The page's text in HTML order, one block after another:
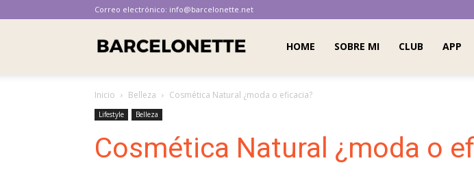
Correo electrónico: info@barcelonette.net
Barcelonette
HOME SOBRE MI CLUB APP
Inicio Belleza Cosmética Natural ¿moda o eficacia?
Lifestyle Belleza
Cosmética Natural ¿moda o